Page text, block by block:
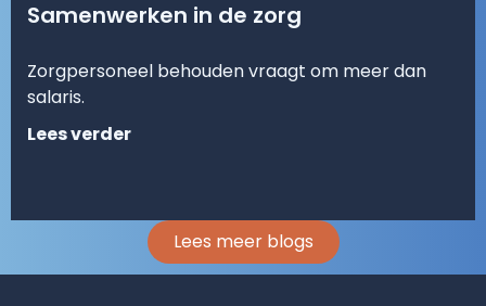
Samenwerken in de zorg
Zorgpersoneel behouden vraagt om meer dan
salaris.
Lees verder
Lees meer blogs